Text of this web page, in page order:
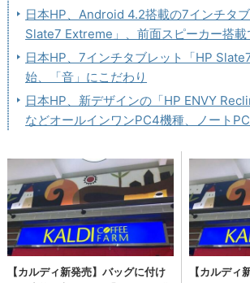
日本HP、Android 4.2搭載の7インチタ
Slate7 Extreme」、前面スピーカー搭
日本HP、7インチタブレット「HP
始、「音」にこだわり
日本HP、新デザインの「HP ENVY
などオールインワンPC4機種、ノート